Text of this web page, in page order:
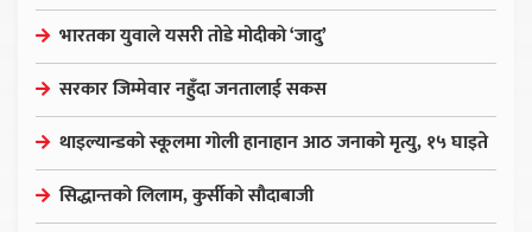
भारतका युवाले यसरी तोडे मोदीको ‘जादु’
सरकार जिम्मेवार नहुँदा जनतालाई सकस
थाइल्यान्डको स्कूलमा गोली हानाहान आठ जनाको मृत्यु, १५ घाइते
सिद्धान्तको लिलाम, कुर्सीको सौदाबाजी